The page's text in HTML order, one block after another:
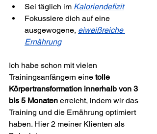
Sei täglich im Kaloriendefizit
Fokussiere dich auf eine
ausgewogene, eiweißreiche
Ernährung
Ich habe schon mit vielen
Trainingsanfängern eine tolle
Körpertransformation innerhalb von 3
bis 5 Monaten erreicht, indem wir das
Training und die Ernährung optimiert
haben. Hier 2 meiner Klienten als